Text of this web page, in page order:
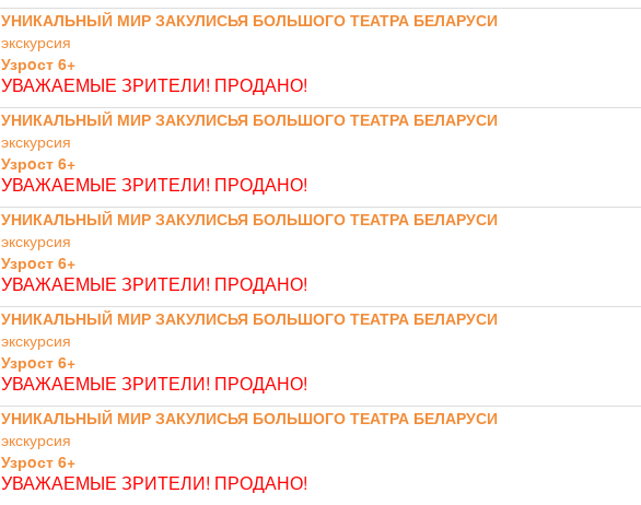
УНИКАЛЬНЫЙ МИР ЗАКУЛИСЬЯ БОЛЬШОГО ТЕАТРА БЕЛАРУСИ
экскурсия
Узрoст 6+
УВАЖАЕМЫЕ ЗРИТЕЛИ! ПРОДАНО!
УНИКАЛЬНЫЙ МИР ЗАКУЛИСЬЯ БОЛЬШОГО ТЕАТРА БЕЛАРУСИ
экскурсия
Узрoст 6+
УВАЖАЕМЫЕ ЗРИТЕЛИ! ПРОДАНО!
УНИКАЛЬНЫЙ МИР ЗАКУЛИСЬЯ БОЛЬШОГО ТЕАТРА БЕЛАРУСИ
экскурсия
Узрoст 6+
УВАЖАЕМЫЕ ЗРИТЕЛИ! ПРОДАНО!
УНИКАЛЬНЫЙ МИР ЗАКУЛИСЬЯ БОЛЬШОГО ТЕАТРА БЕЛАРУСИ
экскурсия
Узрoст 6+
УВАЖАЕМЫЕ ЗРИТЕЛИ! ПРОДАНО!
УНИКАЛЬНЫЙ МИР ЗАКУЛИСЬЯ БОЛЬШОГО ТЕАТРА БЕЛАРУСИ
экскурсия
Узрoст 6+
УВАЖАЕМЫЕ ЗРИТЕЛИ! ПРОДАНО!